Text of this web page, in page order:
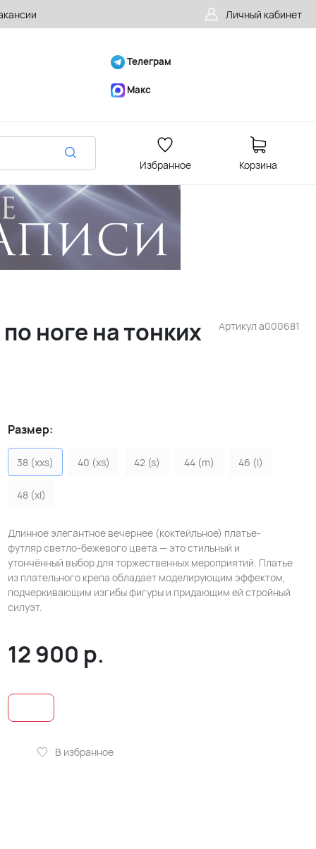
Личный кабинет
Телеграм
Макс
Избранное Корзина
Артикул a000681
ноге на тонких
Размер:
38 (xxs) 40 (xs) 42 (s) 44 (m) 46 (l)
48 (xl)
Длинное элегантное вечернее (коктейльное) платье-
футляр светло-бежевого цвета — это стильный и
утончённый выбор для торжественных мероприятий. Платье
из плательного крепа обладает моделирующим эффектом,
подчеркивающим изгибы фигуры и придающим ей стройный
силуэт.
12 900 р.
В избранное